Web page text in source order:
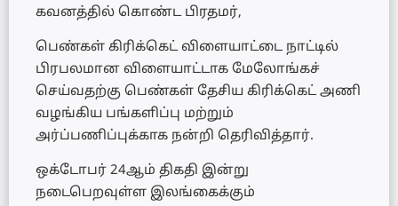
கவனத்தில் கொண்ட பிரதமர்,
பெண்கள் கிரிக்கெட் விளையாட்டை நாட்டில்
பிரபலமான விளையாட்டாக மேலோங்கச்
செய்வதற்கு பெண்கள் தேசிய கிரிக்கெட் அணி
வழங்கிய பங்களிப்பு மற்றும்
அர்ப்பணிப்புக்காக நன்றி தெரிவித்தார்.
ஒக்டோபர் 24ஆம் திகதி இன்று
நடைபெறவுள்ள இலங்கைக்கும்